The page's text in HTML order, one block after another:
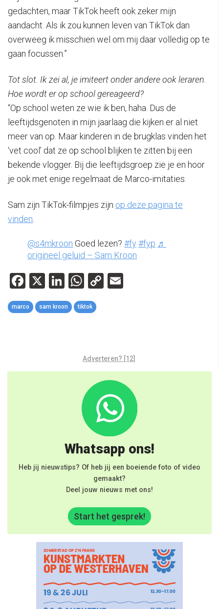
gedachten, maar TikTok heeft ook zeker mijn
aandacht. Als ik zou kunnen leven van TikTok dan
overweeg ik misschien wel om mij daar volledig op te
gaan focussen.”
Tot slot. Ik zei al, je imiteert onder andere ook leraren.
Hoe wordt er op school gereageerd?
“Op school weten ze wie ik ben, haha. Dus de
leeftijdsgenoten in mijn jaarlaag die kijken er al niet
meer van op. Maar kinderen in de brugklas vinden het
‘vet cool’ dat ze op school blijken te zitten bij een
bekende vlogger. Bij die leeftijdsgroep zie je en hoor
je ook met enige regelmaat de Marco-imitaties.
Sam zijn TikTok-filmpjes zijn op deze pagina te
vinden.
@s4mkroon Goed lezen? #fy #fyp ♬
origineel geluid – Sam Kroon
Facebook
X LinkedIn
WhatsApp
Copy
marco sam kroon tiktok
Adverteren? [12]
Whatsapp ons!
Heb jij nieuwstips? Of heb jij een boeiende foto of video
gemaakt?
Deel jouw nieuws met ons!
Start het gesprek!